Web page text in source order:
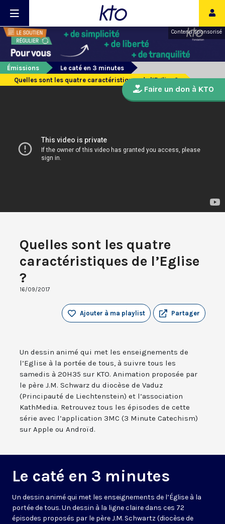
Contenu sponsorisé
Émissions
Le caté en 3 minutes
Quelles sont les quatre caractéristiques de l’Eglise ?
Quelles sont les quatre
caractéristiques de l’Eglise
?
16/09/2017
Partager
Ajouter à ma playlist
Un dessin animé qui met les enseignements de
l’Eglise à la portée de tous, à suivre tous les
samedis à 20H35 sur KTO. Animation proposée par
le père J.M. Schwarz du diocèse de Vaduz
(Principauté de Liechtenstein) et l’association
KathMedia. Retrouvez tous les épisodes de cette
série avec l’application 3MC (3 Minute Catechism)
sur Apple ou Androïd.
Le caté en 3 minutes
Un dessin animé qui met les enseignements de l’Église à la
portée de tous. Un dessin à la ligne claire dans ces 72
épisodes proposés par le père J.M. Schwartz (diocèse de
Faire un don à KTO